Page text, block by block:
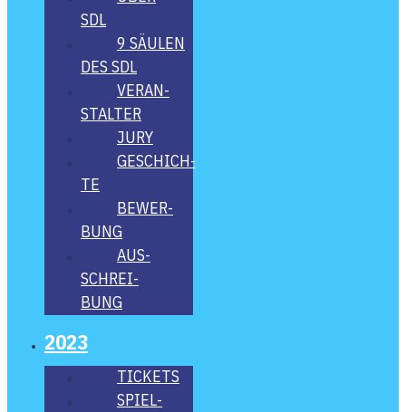
SDL
9 SÄU­LEN
DES SDL
VER­AN­
STAL­TER
JURY
GESCHICH­
TE
BEWER­
BUNG
AUS­
SCHREI­
BUNG
2023
TICKETS
SPIEL­